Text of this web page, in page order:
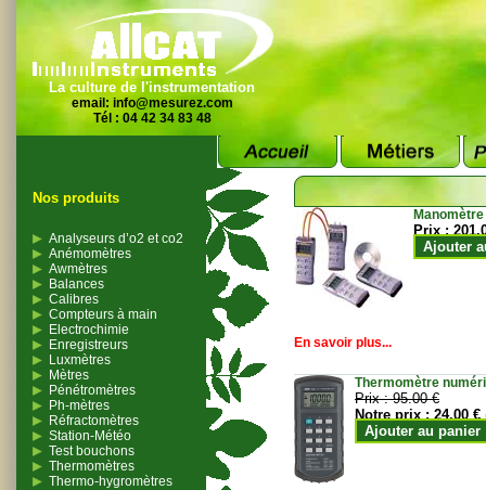
La culture de l'instrumentation
email: info@mesurez.com
Tél : 04 42 34 83 48
Nos produits
Analyseurs d’o2 et co2
Anémomètres
Awmètres
Balances
Calibres
Compteurs à main
Electrochimie
Enregistreurs
Luxmètres
Mètres
Pénétromètres
Ph-mètres
Réfractomètres
Station-Météo
Test bouchons
Thermomètres
Thermo-hygromètres
Prix :
Ajouter
En savoir plus...
Thermomètre
Prix :95.00 €
Notre prix :24.00 €
Ajouter au panier